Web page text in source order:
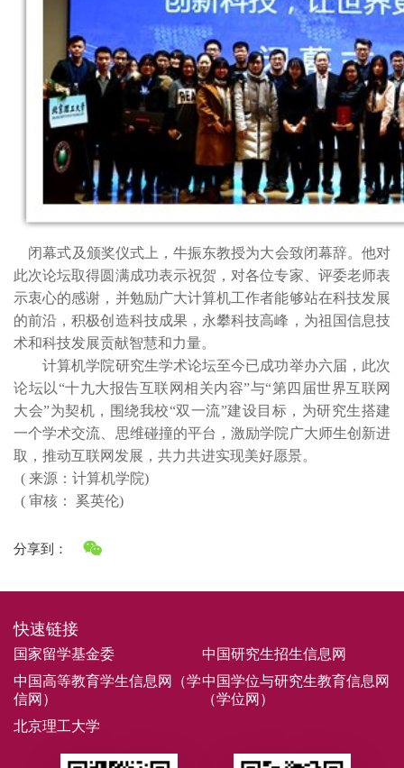
闭幕式及颁奖仪式上，牛振东教授为大会致闭幕辞。他对
此次论坛取得圆满成功表示祝贺，对各位专家、评委老师表
示衷心的感谢，并勉励广大计算机工作者能够站在科技发展
的前沿，积极创造科技成果，永攀科技高峰，为祖国信息技
术和科技发展贡献智慧和力量。
计算机学院研究生学术论坛至今已成功举办六届，此次
论坛以“十九大报告互联网相关内容”与“第四届世界互联网
大会”为契机，围绕我校“双一流”建设目标，为研究生搭建
一个学术交流、思维碰撞的平台，激励学院广大师生创新进
取，推动互联网发展，共力共进实现美好愿景。
( 来源：计算机学院)
( 审核： 奚英伦)
分享到：
快速链接
国家留学基金委
中国研究生招生信息网
中国高等教育学生信息网（学
信网）
中国学位与研究生教育信息网
（学位网）
北京理工大学